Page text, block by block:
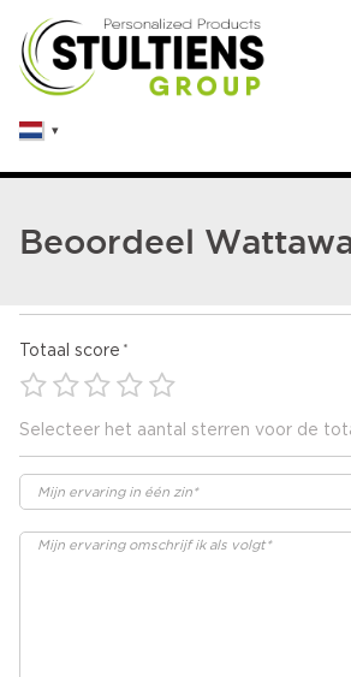
Beoordeel
Totaal score
Selecteer het aantal sterren voor de